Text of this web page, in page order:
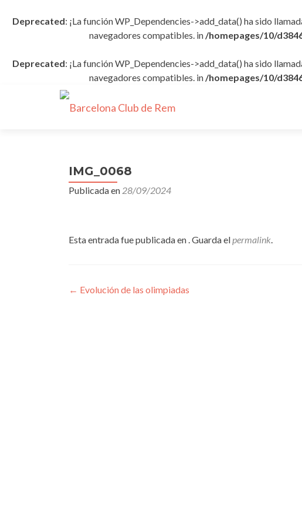
Deprecated: ¡La función WP_Dependencies->add_data() ha sido
navegadores compatibles. in /homepages/10/
Deprecated: ¡La función WP_Dependencies->add_data() ha sido
navegadores compatibles. in /homepages/10/
IMG_0068
Publicada en 28/09/2024
Esta entrada fue publicada en . Guarda elpermalink.
Navegación
← Evolución de las olimpiadas